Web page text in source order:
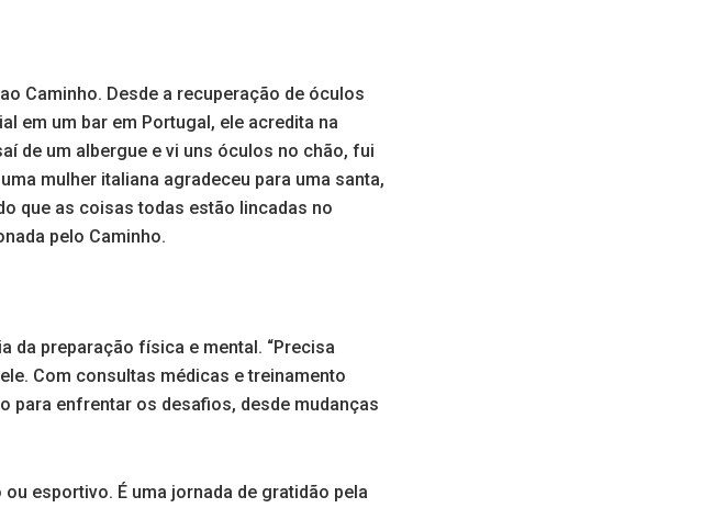
Caminho. Desde a recuperação de óculos
em um bar em Portugal, ele acredita na
de um albergue e vi uns óculos no chão, fui
mulher italiana agradeceu para uma santa,
que as coisas todas estão lincadas no
pelo Caminho.
da preparação física e mental. “Precisa
Com consultas médicas e treinamento
para enfrentar os desafios, desde mudanças
esportivo. É uma jornada de gratidão pela